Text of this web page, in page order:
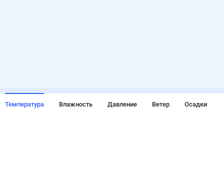
Температура Влажность Давление Ветер Осадки